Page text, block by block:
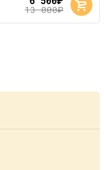
13 000руб.